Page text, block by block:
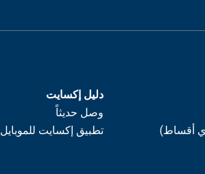
أقساط)
دليل إكسايت
وصل حديثاً
تطبيق إكسايت للموبايل